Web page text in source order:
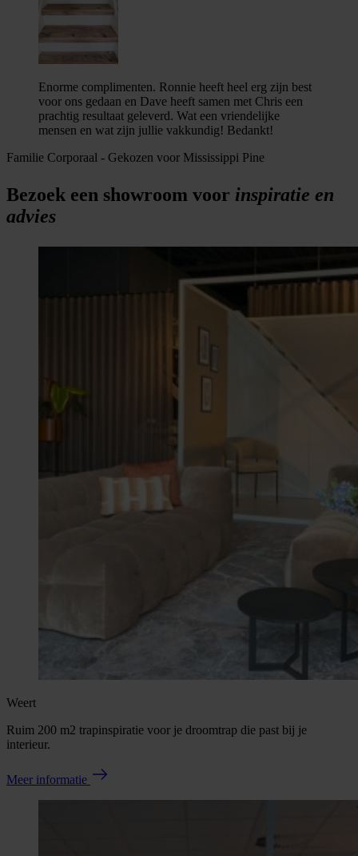
Enorme complimenten. Ronnie heeft heel erg zijn best
voor ons gedaan en Dave heeft samen met Chris een
prachtig resultaat geleverd. Wat een vriendelijke
mensen en wat zijn jullie vakkundig! Bedankt!
Familie Corporaal - Gekozen voor Mississippi Pine
Bezoek een showroom voor inspiratie en
advies
Weert
Ruim 200 m2 trapinspiratie voor je droomtrap die past bij je
interieur.
Meer informatie